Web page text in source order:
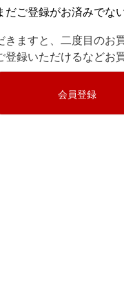
だご登録がお済みでな
ますと、二度目のお
録いただけるなどお
会員登録